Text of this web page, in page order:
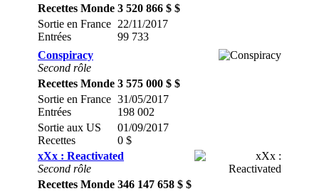
Recettes Monde 3 520 866 $ $
Sortie en France
Entrées
22/11/2017
99 733
Conspiracy
Second rôle
Recettes Monde 3 575 000 $ $
Sortie en France
Entrées
31/05/2017
198 002
Sortie aux US
Recettes
01/09/2017
0 $
xXx : Reactivated
Second rôle
Recettes Monde 346 147 658 $ $